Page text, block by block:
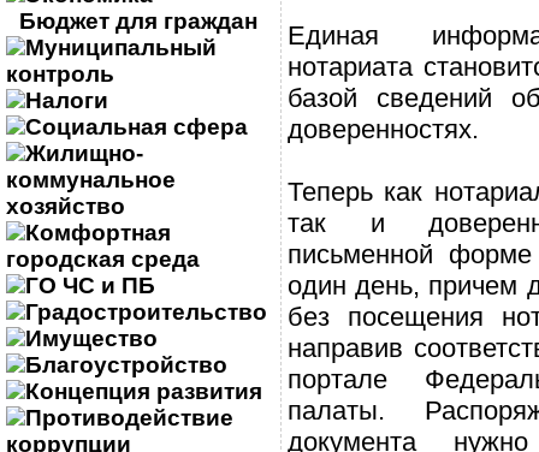
Бюджет для граждан
Муниципальный
контроль
Налоги
Социальная сфера
Жилищно-
коммунальное
хозяйство
Комфортная
городская среда
ГО ЧС и ПБ
Градостроительство
Имущество
Благоустройство
Концепция развития
Противодействие
коррупции
Единая
нотариата
базой сведений
доверенностях.
Теперь как
так и
письменной
один день, причем
без посещения
направив
портале
палаты.
документа